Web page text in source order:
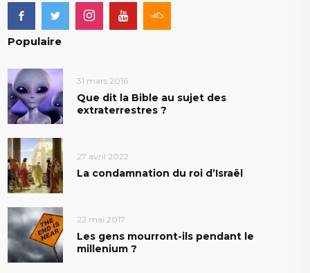
Populaire
31 mars 2016
Que dit la Bible au sujet des
extraterrestres ?
27 avril 2022
La condamnation du roi d’Israël
22 mai 2017
Les gens mourront-ils pendant le
millenium ?